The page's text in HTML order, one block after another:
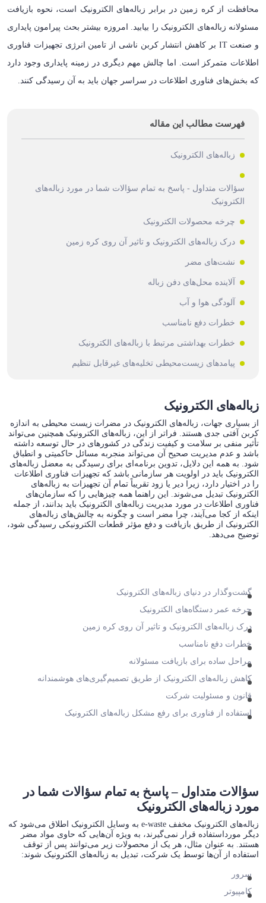
محافظت از کره زمین در برابر زباله‌های الکترونیک است، نحوه بازیافت
مسئولانه زباله‌های الکترونیک را بیابید. امروزه بیشتر بحث پیرامون پایداری
و صنعت IT بر کاهش انتشار کربن ناشی از تامین انرژی تجهیزات فناوری
اطلاعات متمرکز است. اما چالش مهم دیگری در زمینه پایداری وجود دارد
که بخش‌های فناوری اطلاعات در سراسر جهان باید به آن رسیدگی کنند.
فهرست مطالب این مقاله
زباله‌های الکترونیک
سؤالات متداول - پاسخ به تمام سؤالات شما در مورد زباله‌های
الکترونیک
چرخه محصولات الکترونیک
درک زباله‌های الکترونیک و تاثیر آن روی کره زمین
نشت‌های مضر
آلاینده محل‌های دفن زباله
آلودگی هوا و آب
خطرات دفع نامناسب
خطرات بهداشتی مرتبط با زباله‌های الکترونیک
پیامدهای زیست‌محیطی تخلیه‌های غیرقابل تنظیم
زباله‌های الکترونیک
از بسیاری جهات، زباله‌های الکترونیک در مضرات زیست محیطی به اندازه
کربن آفتی جدی هستند. فراتر از این، زباله‌های الکترونیک همچنین می‌تواند
تأثیر منفی بر سلامت و کیفیت زندگی در کشورهای در حال توسعه داشته
باشد و عدم مدیریت صحیح آن می‌تواند منجربه مسائل حاکمیتی و انطباق
شود. به همه این دلایل، تدوین برنامه‌ای برای رسیدگی به معضل زباله‌های
الکترونیک باید در اولویت هر سازمانی باشد که تجهیزات فناوری اطلاعات
را در اختیار دارد، زیرا دیر یا زود تقریباً تمام آن تجهیزات به زباله‌های
الکترونیک تبدیل می‌شوند. این راهنما همه چیزهایی را که سازمان‌های
فناوری اطلاعات در مورد مدیریت زباله‌های الکترونیک باید بدانند، از جمله
اینکه از کجا می‌آیند، چرا مضر است و چگونه به چالش‌های زباله‌های
الکترونیک از طریق بازیافت و دفع مؤثر قطعات الکترونیکی رسیدگی شود،
توضیح می‌دهد.
گشت‌وگذار در دنیای زباله‌های الکترونیک
چرخه عمر دستگاه‌های الکترونیک
درک زباله‌های الکترونیک و تاثیر آن روی کره زمین
خطرات دفع نامناسب
مراحل ساده برای بازیافت مسئولانه
کاهش زباله‌های الکترونیک از طریق تصمیم‌گیری‌های هوشمندانه
قانون و مسئولیت شرکت
استفاده از فناوری برای رفع مشکل زباله‌های الکترونیک
سؤالات متداول – پاسخ به تمام سؤالات شما در
مورد زباله‌های الکترونیک
زباله‌های الکترونیک مخفف e-waste به وسایل الکترونیک اطلاق می‌شود که
دیگر مورداستفاده قرار نمی‌گیرند، به ویژه آن‌هایی که حاوی مواد مضر
هستند. به عنوان مثال، هر یک از محصولات زیر می‌توانند پس از توقف
استفاده از آن‌ها توسط یک شرکت، تبدیل به زباله‌های الکترونیک شوند:
سرور
کامپیوتر